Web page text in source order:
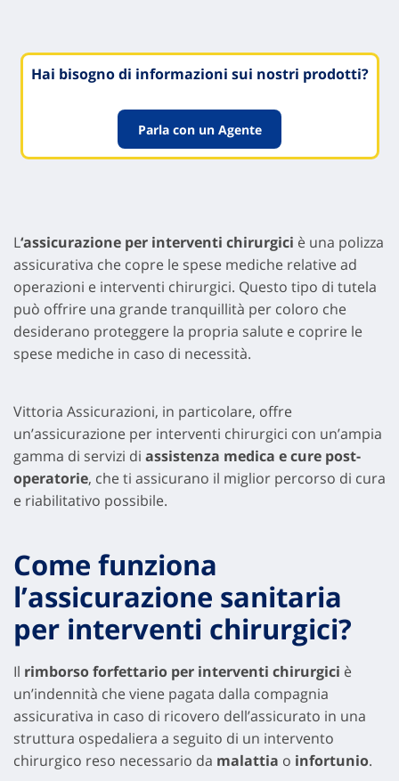
Hai bisogno di informazioni sui nostri prodotti?
Parla con un Agente
L‘assicurazione per interventi chirurgici è una polizza
assicurativa che copre le spese mediche relative ad
operazioni e interventi chirurgici. Questo tipo di tutela
può offrire una grande tranquillità per coloro che
desiderano proteggere la propria salute e coprire le
spese mediche in caso di necessità.
Vittoria Assicurazioni, in particolare, offre
un’assicurazione per interventi chirurgici con un’ampia
gamma di servizi di assistenza medica e cure post-
operatorie, che ti assicurano il miglior percorso di cura
e riabilitativo possibile.
Come funziona
l’assicurazione sanitaria
per interventi chirurgici?
Il rimborso forfettario per interventi chirurgici è
un’indennità che viene pagata dalla compagnia
assicurativa in caso di ricovero dell’assicurato in una
struttura ospedaliera a seguito di un intervento
chirurgico reso necessario da malattia o infortunio.